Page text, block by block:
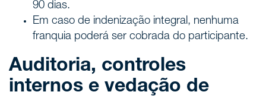
90 dias.
Em caso de indenização integral, nenhuma
franquia poderá ser cobrada do participante.
Auditoria, controles
internos e vedação de